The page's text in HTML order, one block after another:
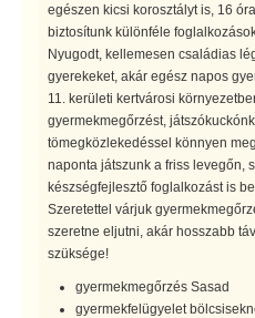
egészen kicsi korosztályt is, 16
biztosítunk különféle
Nyugodt, kellemesen családias
gyerekeket, akár egész napos
11. kerületi kertvárosi
gyermekmegőrzést,
tömegközlekedéssel könnyen
naponta játszunk a friss levegőn,
készségfejlesztő foglalkozást is
Szeretettel várjuk
szeretne eljutni, akár hosszabb
szüksége!
gyermekmegőrzés Sasad
gyermekfelügyelet